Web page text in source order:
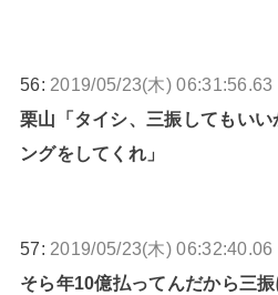
56: 2019/05/23(木) 06:31:56.63
栗山「タイシ、三振してもい
ングをしてくれ」
57: 2019/05/23(木) 06:32:40.06
そら年10億払ってんだから三